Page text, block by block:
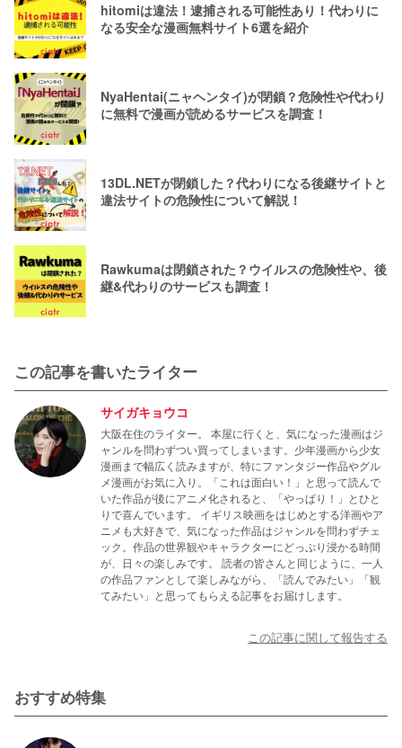
hitomiは違法！逮捕される可能性あり！代わりに
なる安全な漫画無料サイト6選を紹介
NyaHentai(ニャヘンタイ)が閉鎖？危険性や代わり
に無料で漫画が読めるサービスを調査！
13DL.NETが閉鎖した？代わりになる後継サイトと
違法サイトの危険性について解説！
Rawkumaは閉鎖された？ウイルスの危険性や、後
継&代わりのサービスも調査！
この記事を書いたライター
サイガキョウコ
大阪在住のライター。 本屋に行くと、気になった漫画はジ
ャンルを問わずつい買ってしまいます。少年漫画から少女
漫画まで幅広く読みますが、特にファンタジー作品やグル
メ漫画がお気に入り。「これは面白い！」と思って読んで
いた作品が後にアニメ化されると、「やっぱり！」とひと
りで喜んでいます。 イギリス映画をはじめとする洋画やア
ニメも大好きで、気になった作品はジャンルを問わずチェ
ック。作品の世界観やキャラクターにどっぷり浸かる時間
が、日々の楽しみです。 読者の皆さんと同じように、一人
の作品ファンとして楽しみながら、「読んでみたい」「観
てみたい」と思ってもらえる記事をお届けします。
この記事に関して報告する
おすすめ特集